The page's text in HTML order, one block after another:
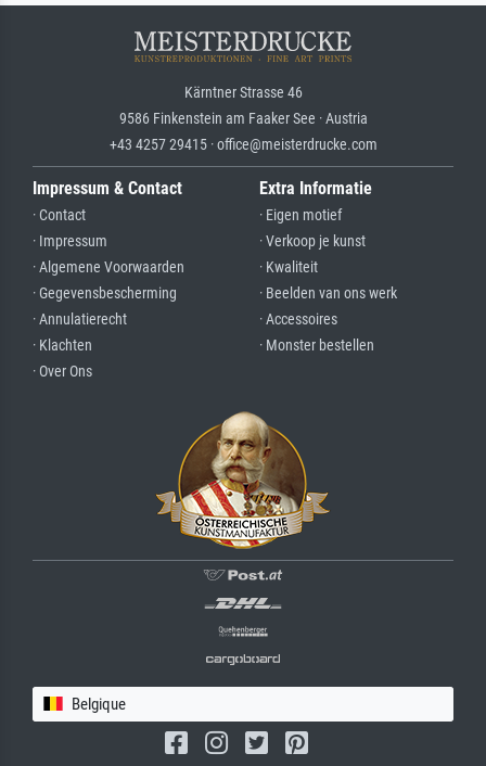
Kärntner Strasse 46
9586 Finkenstein am Faaker See · Austria
+43 4257 29415 · office@meisterdrucke.com
Impressum & Contact
· Contact
· Impressum
· Algemene Voorwaarden
· Gegevensbescherming
· Annulatierecht
· Klachten
· Over Ons
Extra Informatie
· Eigen motief
· Verkoop je kunst
· Kwaliteit
· Beelden van ons werk
· Accessoires
· Monster bestellen
Belgique